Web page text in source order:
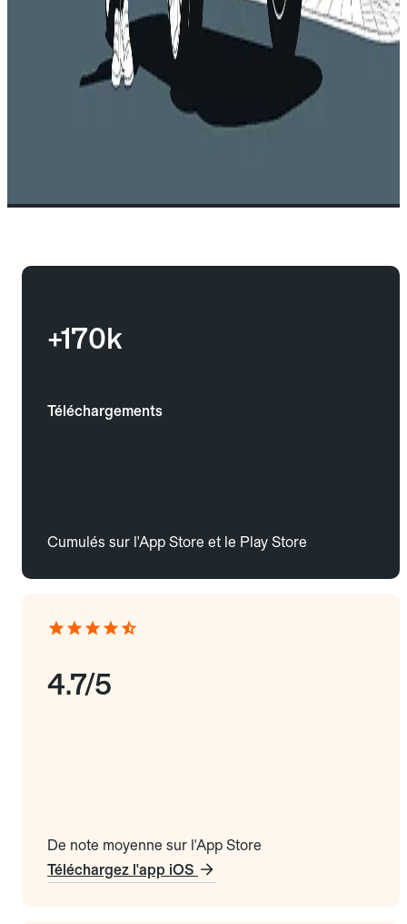
+170k
Téléchargements
Cumulés sur l'App Store et le Play Store
4.7/5
De note moyenne sur l'App Store
Téléchargez l'app iOS